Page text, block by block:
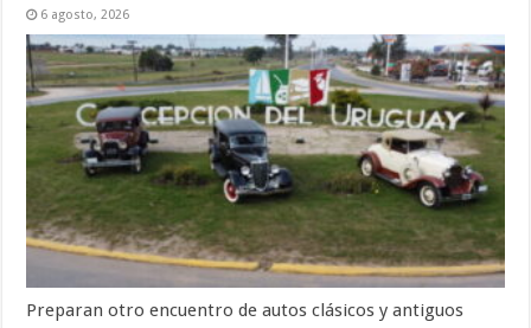
6 agosto, 2026
Preparan otro encuentro de autos clásicos y antiguos